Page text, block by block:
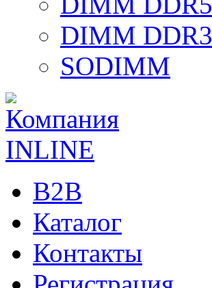
DIMM DDR3
SODIMM
B2B
Каталог
Контакты